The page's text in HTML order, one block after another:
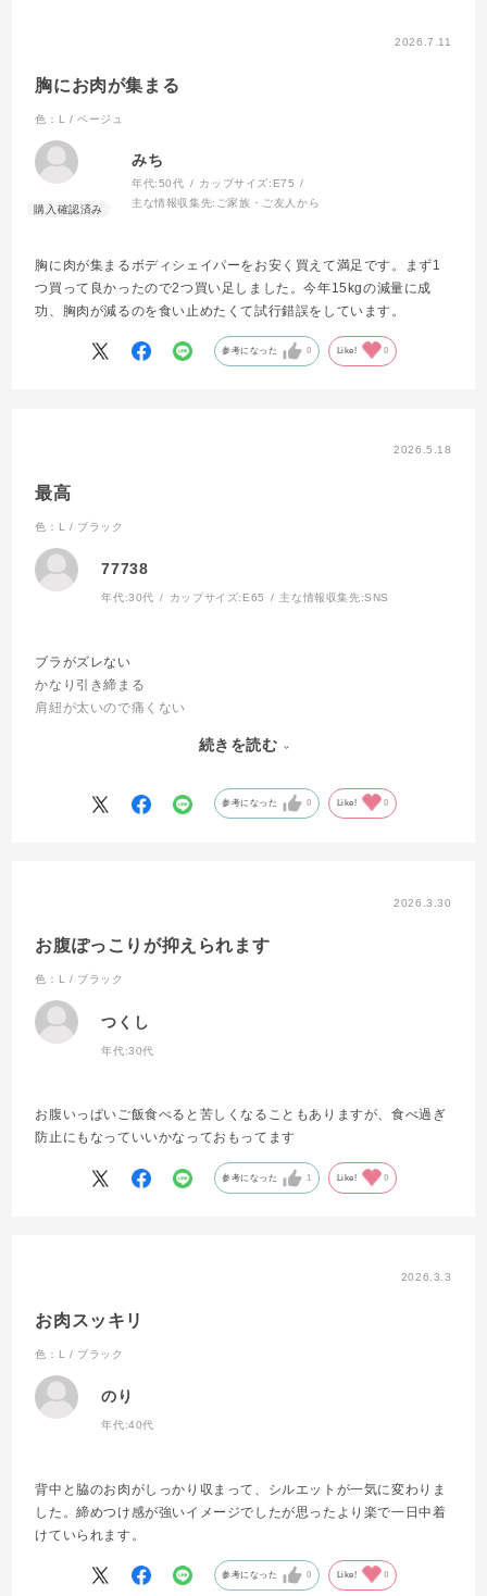
2026.7.11
胸にお肉が集まる
色：L / ベージュ
みち
年代:50代 カップサイズ: E75
主な情報収集先: ご家族・ご友人から
胸に肉が集まるボディシェイパーをお安く買えて満足です。まず1
つ買って良かったので2つ買い足しました。今年15kgの減量に成
功、胸肉が減るのを食い止めたくて試行錯誤をしています。
参考になった 0 Like! 0
2026.5.18
最高
色：L / ブラック
77738
年代:30代 カップサイズ: E65 主な情報収集先:SNS
ブラがズレない
かなり引き締まる
肩紐が太いので痛くない
生地がしっかりしている分、夏は着られないので夏用を出してほし
続きを読む
参考になった 0 Like! 0
2026.3.30
お腹ぽっこりが抑えられます
色：L / ブラック
つくし
年代:30代
お腹いっぱいご飯食べると苦しくなることもありますが、食べ過ぎ
防止にもなっていいかなっておもってます
参考になった 1 Like! 0
2026.3.3
お肉スッキリ
色：L / ブラック
のり
年代:40代
背中と脇のお肉がしっかり収まって、シルエットが一気に変わりま
した。締めつけ感が強いイメージでしたが思ったより楽で一日中着
けていられます。
参考になった 0 Like! 0